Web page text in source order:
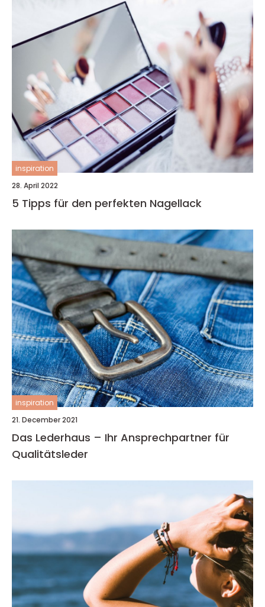
inspiration
28. April 2022
5 Tipps für den perfekten Nagellack
inspiration
21. December 2021
Das Lederhaus – Ihr Ansprechpartner für
Qualitätsleder